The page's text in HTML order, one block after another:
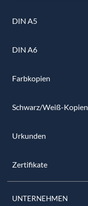
DIN A5
DIN A6
Farbkopien
Schwarz/Weiß-Kopien
Urkunden
Zertifikate
UNTERNEHMEN